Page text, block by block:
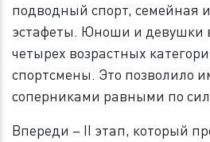
подводный спорт, семейная
эстафеты. Юноши и девушки
четырех возрастных
спортсмены. Это позволило
соперниками равными по
Впереди – II этап, который